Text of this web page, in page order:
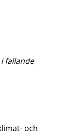
fallande
och